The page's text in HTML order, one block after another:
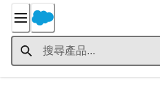
Content